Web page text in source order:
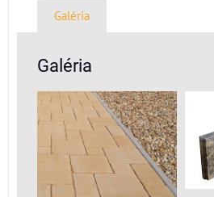
Galéria
Galéria